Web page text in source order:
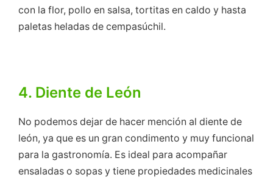
con la flor, pollo en salsa, tortitas en caldo y hasta
paletas heladas de cempasúchil.
4. Diente de León
No podemos dejar de hacer mención al diente de
león, ya que es un gran condimento y muy funcional
para la gastronomía. Es ideal para acompañar
ensaladas o sopas y tiene propiedades medicinales